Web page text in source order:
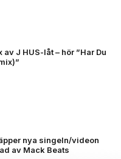
J HUS-låt – hör ”Har Du
nya singeln/videon
av Mack Beats